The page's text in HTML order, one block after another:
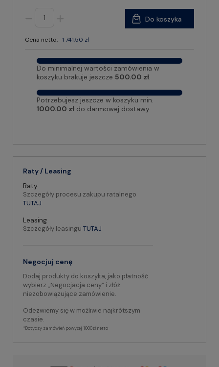
Cena netto: 1 741,50 zł
Do koszyka
Do minimalnej wartości zamówienia w
koszyku brakuje jeszcze 500.00 zł.
Potrzebujesz jeszcze w koszyku min.
1000.00 zł do darmowej dostawy.
Raty / Leasing
Raty
Szczegóły procesu zakupu ratalnego
TUTAJ
Leasing
Szczegóły leasingu TUTAJ
Negocjuj cenę
Dodaj produkty do koszyka, jako płatność
wybierz „Negocjacja ceny” i złóż
niezobowiązujące zamówienie.
Odezwiemy się w możliwie najkrótszym
czasie.
*Dotyczy zamówień powyżej 1000zł netto